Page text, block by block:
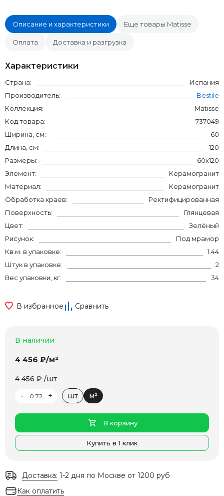
Описание и характеристики Еще товары Matisse
Оплата Доставка и разгрузка
Характеристики
Страна:
Испания
Производитель:
Bestile
Коллекция:
Matisse
Код товара:
737049
Ширина, см:
60
Длина, см:
120
Размеры:
60x120
Элемент:
Керамогранит
Материал:
Керамогранит
Обработка краев:
Ректифицированная
Поверхность:
Глянцевая
Цвет:
Зелёный
Рисунок:
Под мрамор
Кв.м. в упаковке:
1.44
Штук в упаковке:
2
Вес упаковки, кг:
34
В избранное Сравнить
В наличии
4 456 ₽/м²
4 456 ₽ /шт
-
+ шт м²
В корзину
Купить в 1 клик
Доставка: 1-2 дня по Москве от 1200 руб
Как оплатить